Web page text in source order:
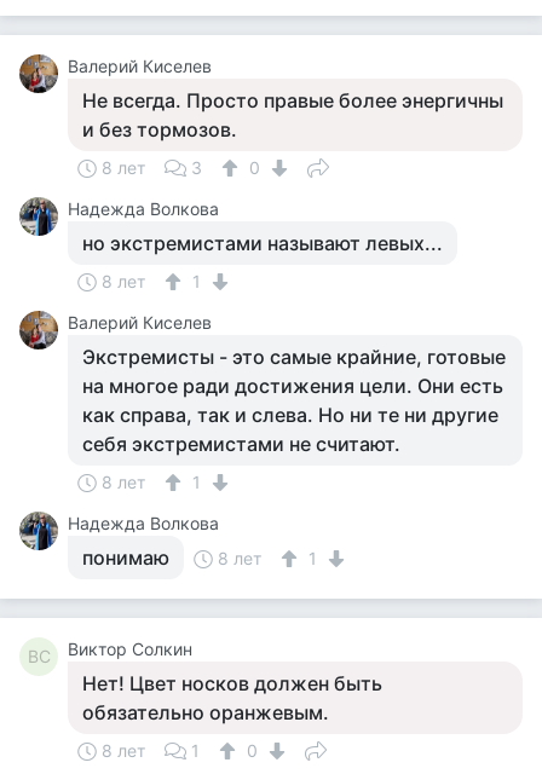
Валерий Киселев
Не всегда. Просто правые более энергичны
и без тормозов.
8 лет 3
0
Надежда Волкова
но экстремистами называют левых...
8 лет
1
Валерий Киселев
Экстремисты - это самые крайние, готовые
на многое ради достижения цели. Они есть
как справа, так и слева. Но ни те ни другие
себя экстремистами не считают.
8 лет
1
Надежда Волкова
понимаю 8 лет 1
ВС Виктор Солкин
Нет! Цвет носков должен быть
обязательно оранжевым.
8 лет 1
0